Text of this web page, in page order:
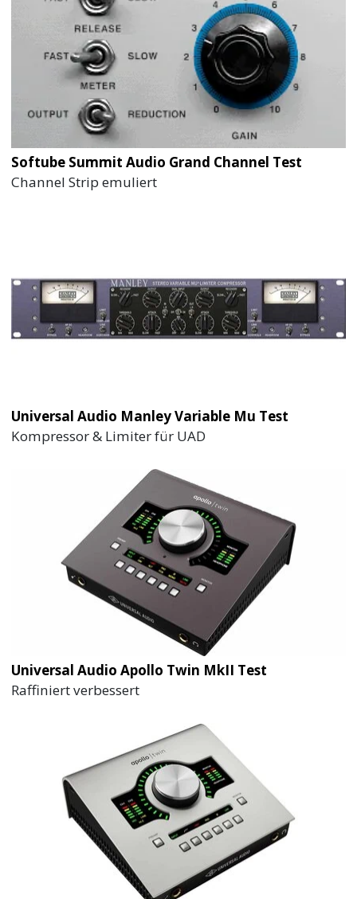
Softube Summit Audio Grand Channel Test
Channel Strip emuliert
Universal Audio Manley Variable Mu Test
Kompressor & Limiter für UAD
Universal Audio Apollo Twin MkII Test
Raffiniert verbessert